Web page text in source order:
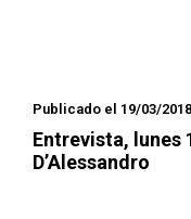
Publicado el 19/03/2018
Entrevista, lunes
D’Alessandro